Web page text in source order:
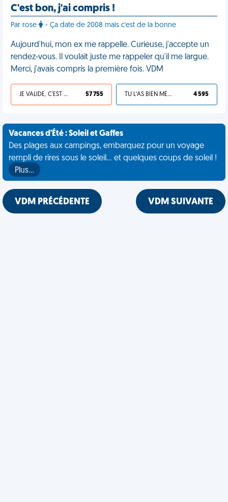
C'est bon, j'ai compris !
Par rose - Ça date de 2008 mais c'est de la bonne
Aujourd'hui, mon ex me rappelle. Curieuse, j'accepte un
rendez-vous. Il voulait juste me rappeler qu'il me largue.
Merci, j'avais compris la première fois. VDM
JE VALIDE, C'EST UNE VDM 57 755 TU L'AS BIEN MÉRITÉ 4 595
Vacances d'Été : Soleil et Gaffes
Des plages aux campings, embarquez pour un voyage
rempli de rires sous le soleil... et quelques coups de soleil !
Plus…
VDM PRÉCÉDENTE VDM SUIVANTE